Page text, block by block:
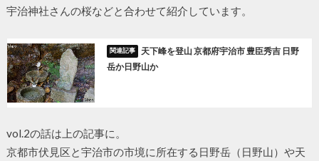
宇治神社さんの桜などと合わせて紹介しています。
天下峰を登山 京都府宇治市 豊臣秀吉 日野
岳か日野山か
vol.2の話は上の記事に。
京都市伏見区と宇治市の市境に所在する日野岳（日野山）や天